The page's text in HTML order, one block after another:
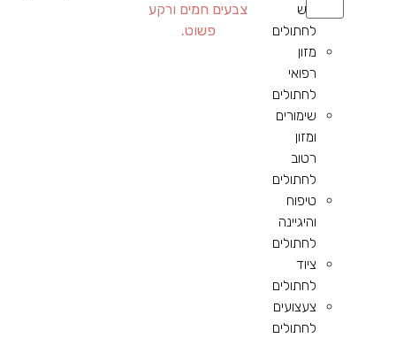
יבש
לחתולים
מזון
רפואי
לחתולים
שימורים
ומזון
רטוב
לחתולים
טיפוח
והיגיינה
לחתולים
ציוד
לחתולים
צעצועים
לחתולים